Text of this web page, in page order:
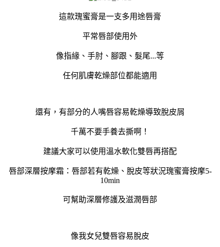
這款瑰蜜膏是一支多用途唇膏
平常唇部使用外
像指緣、手肘、腳跟、髮尾...等
任何肌膚乾燥部位都能適用
還有，有部分的人嘴唇容易乾燥導致脫皮屑
千萬不要手養去撕啊！
建議大家可以使用溫水軟化雙唇再搭配
唇部深層按摩霜：唇部若有乾燥、脫皮等狀況瑰蜜膏按摩5-
10min
可幫助深層修護及滋潤唇部
像我女兒雙唇容易脫皮